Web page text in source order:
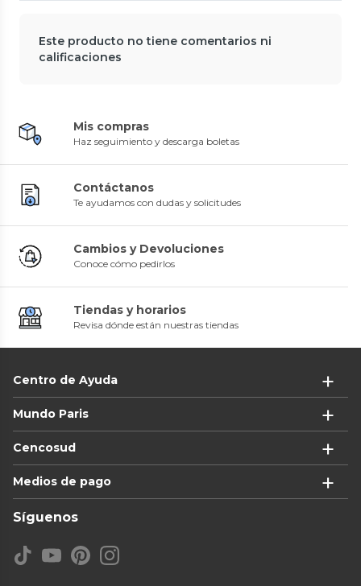
Este producto no tiene comentarios ni
calificaciones
Mis compras
Haz seguimiento y descarga boletas
Contáctanos
Te ayudamos con dudas y solicitudes
Cambios y Devoluciones
Conoce cómo pedirlos
Tiendas y horarios
Revisa dónde están nuestras tiendas
Centro de Ayuda
Mundo Paris
Cencosud
Medios de pago
Síguenos